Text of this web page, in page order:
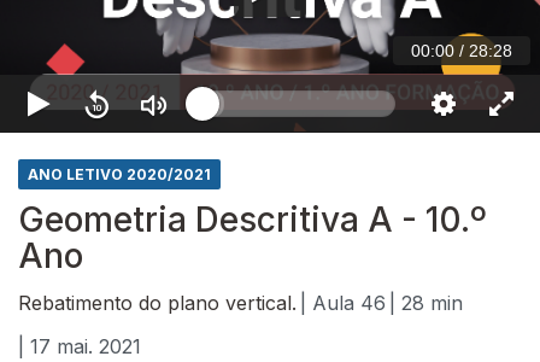
00:00 / 28:28
ANO LETIVO 2020/2021
Geometria Descritiva A - 10.º
Ano
Rebatimento do plano vertical. | Aula 46
| 28 min
| 17 mai. 2021